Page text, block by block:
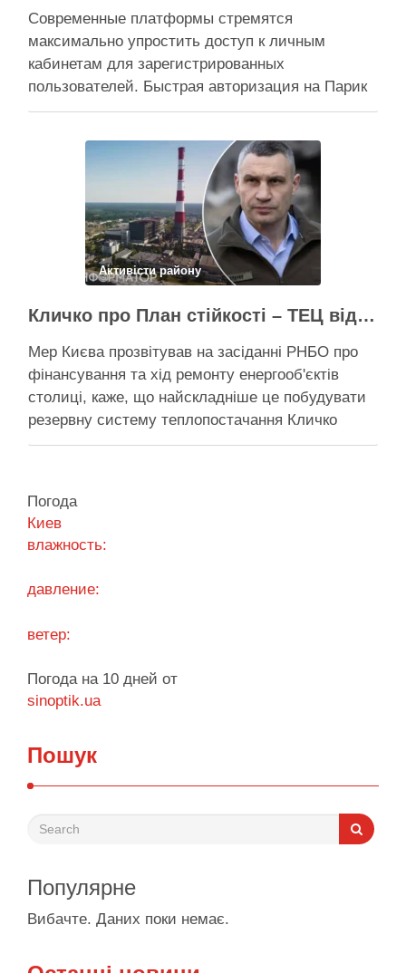
Современные платформы стремятся
максимально упростить доступ к личным
кабинетам для зарегистрированных
пользователей. Быстрая авторизация на Парик
24 казино позволяет клиентам мгновенно
управлению своим игровым счетом. Безопасная
система авторизации надежно защищает
персональные данные, сохраняя высокую
скорость обработки запросов при каждом входе.
Процесс входа оптимизирован под любые …
Поділитися у соцмережах:
Активісти району
Кличко про План стійкості – ТЕЦ відновили вже на 65%, будується захист ІІ рівня
Мер Києва прозвітував на засіданні РНБО про
фінансування та хід ремонту енергооб'єктів
столиці, каже, що найскладніше це побудувати
резервну систему теплопостачання Кличко
розповів про виконання Плану стійкості Києва на
потреби Плану стійкості столиця залучила
понад 10 млрд грн, …
Погода
Киев
влажность:
давление:
ветер:
Погода на 10 дней от
sinoptik.ua
Пошук
Популярне
Вибачте. Даних поки немає.